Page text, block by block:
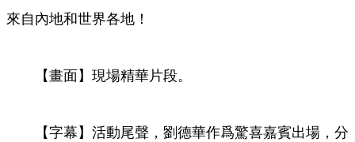
來自內地和世界各地！
【畫面】現場精華片段。
【字幕】活動尾聲，劉德華作爲驚喜嘉賓出場，分